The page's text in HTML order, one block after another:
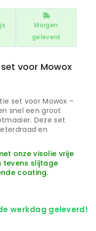
Morgen
geleverd
voor Mowox
set voor Mowox –
snel een groot
Deze set
en
onze visolie vrije
tevens slijtage
coating.
werkdag geleverd!